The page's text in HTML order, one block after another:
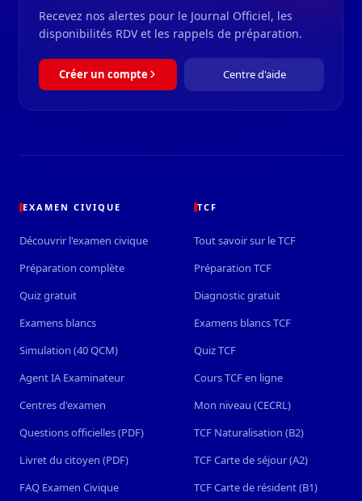
Recevez nos alertes pour le Journal Officiel, les
disponibilités RDV et les rappels de préparation.
Créer un compte Centre d'aide
EXAMEN CIVIQUE
Découvrir l'examen civique
Préparation complète
Quiz gratuit
Examens blancs
Simulation (40 QCM)
Agent IA Examinateur
Centres d'examen
Questions officielles (PDF)
Livret du citoyen (PDF)
FAQ Examen Civique
TCF
Tout savoir sur le TCF
Préparation TCF
Diagnostic gratuit
Examens blancs TCF
Quiz TCF
Cours TCF en ligne
Mon niveau (CECRL)
TCF Naturalisation (B2)
TCF Carte de séjour (A2)
TCF Carte de résident (B1)